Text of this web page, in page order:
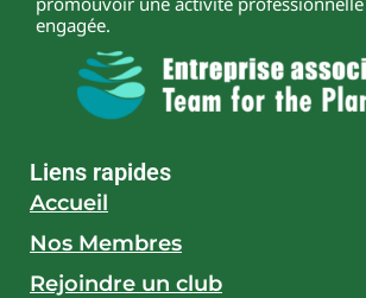
engagée.
Liens rapides
Accueil
Nos Membres
Rejoindre un club